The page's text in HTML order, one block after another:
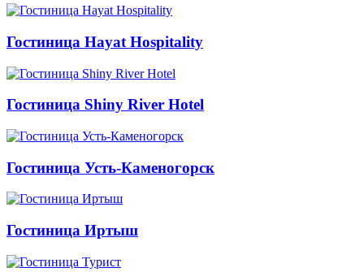
Гостиница Hayat Hospitality
Гостиница Shiny River Hotel
Гостиница Усть-Каменогорск
Гостиница Иртыш